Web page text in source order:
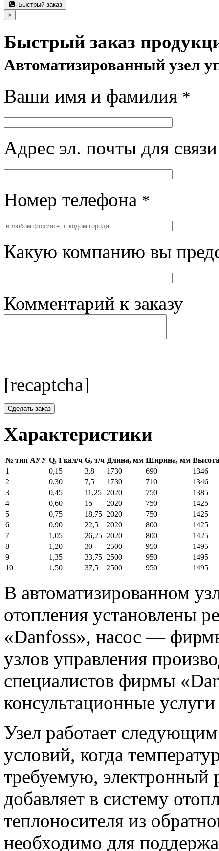
Быстрый заказ
×
Быстрый заказ
Автоматизированный узел
Ваши имя и фамилия *
Адрес эл. почты для
Номер телефона *
Какую компанию вы
Комментарий к заказу
[recaptcha]
Характеристики
№ тип АУУ Q, Гкал/ч G, т/ч Длина, мм Ширина, мм
1
0,15 3,8 1730 690
1346
2
0,30 7,5 1730 710
1346
3
0,45 11,25 2020 750
1385
4
0,60 15 2020 750
1425
5
0,75 18,75 2020 750
1425
6
0,90 22,5 2020 800
1425
7
1,05 26,25 2020 800
1425
8
1,20 30 2500 950
1495
9
1,35 33,75 2500 950
1495
10
1,50 37,5 2500 950 1495
В автоматизированном
отопления установлены
«Danfoss», насос —
узлов управления
специалистов фирмы
консультационные
Узел работает
условий, когда
требуемую, электронный
добавляет в систему
теплоносителя из
необходимо для